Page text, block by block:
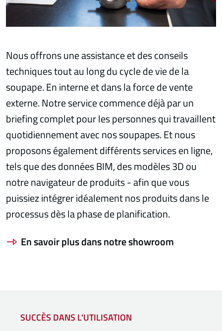
Nous offrons une assistance et des conseils
techniques tout au long du cycle de vie de la
soupape. En interne et dans la force de vente
externe. Notre service commence déjà par un
briefing complet pour les personnes qui travaillent
quotidiennement avec nos soupapes. Et nous
proposons également différents services en ligne,
tels que des données BIM, des modèles 3D ou
notre navigateur de produits - afin que vous
puissiez intégrer idéalement nos produits dans le
processus dès la phase de planification.
En savoir plus dans notre showroom
SUCCÈS DANS L'UTILISATION